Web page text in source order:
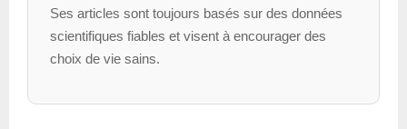
Ses articles sont toujours basés sur des données
scientifiques fiables et visent à encourager des
choix de vie sains.